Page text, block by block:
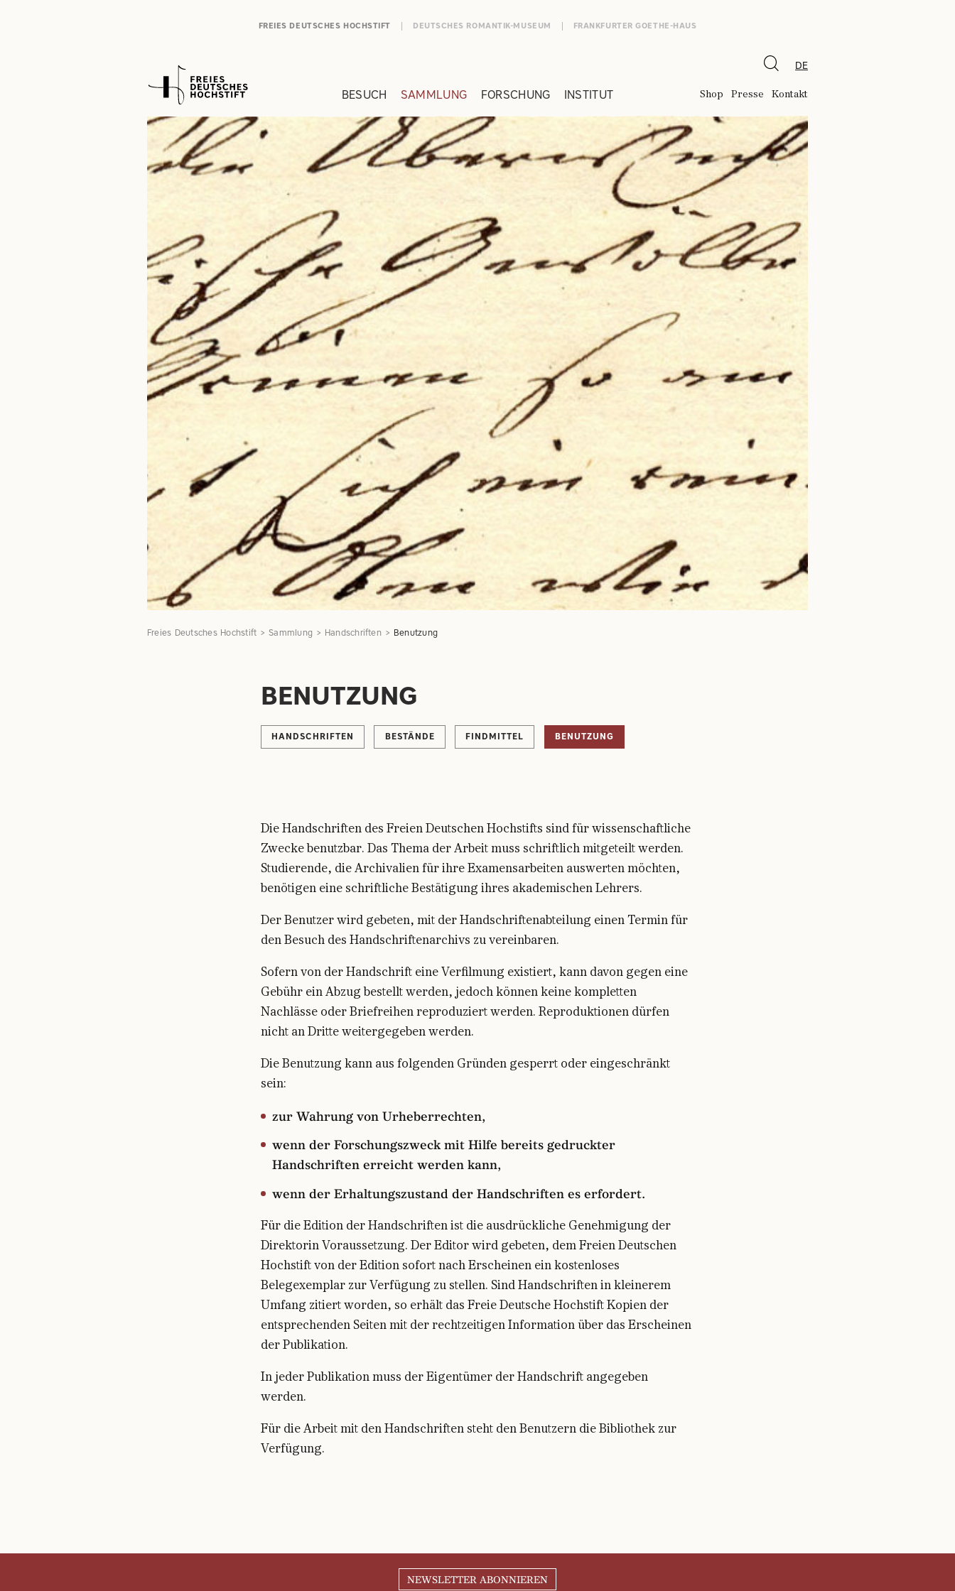
DE
BESUCH SAMMLUNG FORSCHUNG INSTITUT Shop Presse Kontakt
FREIES DEUTSCHES HOCHSTIFT DEUTSCHES ROMANTIK-MUSEUM FRANKFURTER GOETHE-HAUS
Freies Deutsches Hochstift Sammlung Handschriften Benutzung
BENUTZUNG
HANDSCHRIFTEN BESTÄNDE FINDMITTEL BENUTZUNG
Die Handschriften des Freien Deutschen Hochstifts sind für wissenschaftliche
Zwecke benutzbar. Das Thema der Arbeit muss schriftlich mitgeteilt werden.
Studierende, die Archivalien für ihre Examensarbeiten auswerten möchten,
benötigen eine schriftliche Bestätigung ihres akademischen Lehrers.
Der Benutzer wird gebeten, mit der Handschriftenabteilung einen Termin für
den Besuch des Handschriftenarchivs zu vereinbaren.
Sofern von der Handschrift eine Verfilmung existiert, kann davon gegen eine
Gebühr ein Abzug bestellt werden, jedoch können keine kompletten
Nachlässe oder Briefreihen reproduziert werden. Reproduktionen dürfen
nicht an Dritte weitergegeben werden.
Die Benutzung kann aus folgenden Gründen gesperrt oder eingeschränkt
sein:
zur Wahrung von Urheberrechten,
wenn der Forschungszweck mit Hilfe bereits gedruckter
Handschriften erreicht werden kann,
wenn der Erhaltungszustand der Handschriften es erfordert.
Für die Edition der Handschriften ist die ausdrückliche Genehmigung der
Direktorin Voraussetzung. Der Editor wird gebeten, dem Freien Deutschen
Hochstift von der Edition sofort nach Erscheinen ein kostenloses
Belegexemplar zur Verfügung zu stellen. Sind Handschriften in kleinerem
Umfang zitiert worden, so erhält das Freie Deutsche Hochstift Kopien der
entsprechenden Seiten mit der rechtzeitigen Information über das Erscheinen
der Publikation.
In jeder Publikation muss der Eigentümer der Handschrift angegeben
werden.
Für die Arbeit mit den Handschriften stehtden Benutzern die Bibliothek zur
Verfügung.
NEWSLETTER ABONNIEREN